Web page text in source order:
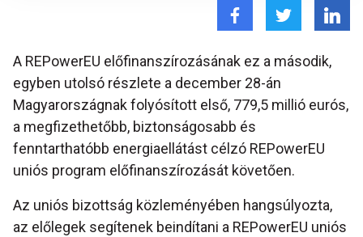
A REPowerEU előfinanszírozásának ez a második,
egyben utolsó részlete a december 28-án
Magyarországnak folyósított első, 779,5 millió eurós,
a megfizethetőbb, biztonságosabb és
fenntarthatóbb energiaellátást célzó REPowerEU
uniós program előfinanszírozását követően.
Az uniós bizottság közleményében hangsúlyozta,
az előlegek segítenek beindítani a REPowerEU uniós